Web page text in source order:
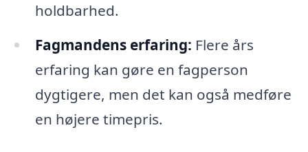
holdbarhed.
Fagmandens erfaring: Flere års
erfaring kan gøre en fagperson
dygtigere, men det kan også medføre
en højere timepris.